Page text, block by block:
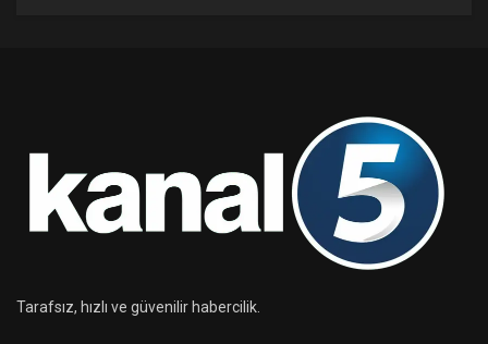
Tarafsız, hızlı ve güvenilir habercilik.